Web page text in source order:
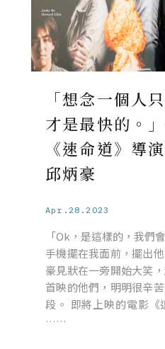
「想念一個人
才是最快的。
《速命道》導
邱炳豪
Apr.28.2023
「Ok，是這樣的，我
手機擺在我面前，擺出
豪見狀在一旁開始大笑
首映的他們，明明很辛
段。 即將上映的電影
……